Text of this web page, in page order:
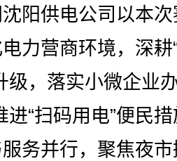
阳供电公司以本
力营商环境，深耕
级，落实小微企业
进“扫码用电”便民
务并行，聚焦夜